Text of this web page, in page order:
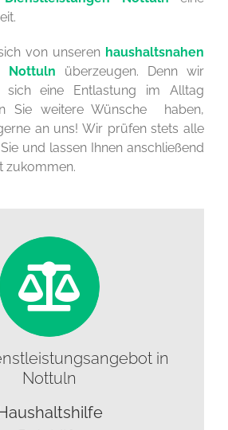
von unseren haushaltsnahen
Nottuln überzeugen. Denn wir
sich eine Entlastung im Alltag
Sie weitere Wünsche haben,
an uns! Wir prüfen stets alle
und lassen Ihnen anschließend
zukommen.
in
Nottuln